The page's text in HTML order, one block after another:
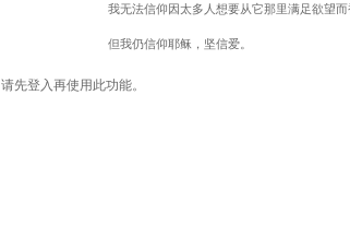
我无法信仰因太多人想要从它那里满足欲望而
但我仍信仰耶稣，坚信爱。
请先登入再使用此功能。